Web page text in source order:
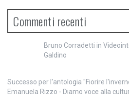
Commenti recenti
Bruno Corradetti in
Galdino
Successo per l'antologia "Fiorire
Emanuela Rizzo - Diamo voce alla